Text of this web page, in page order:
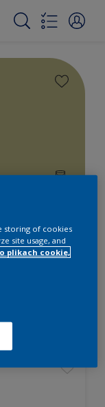
storing of cookies
site usage, and
plikach cookie,